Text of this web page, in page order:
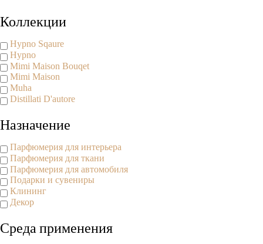
Коллекции
Hypno Sqaure
Hypno
Mimi Maison Bouqet
Mimi Maison
Muha
Distillati D'autore
Назначение
Парфюмерия для интерьера
Парфюмерия для ткани
Парфюмерия для автомобиля
Подарки и сувениры
Клининг
Декор
Среда применения